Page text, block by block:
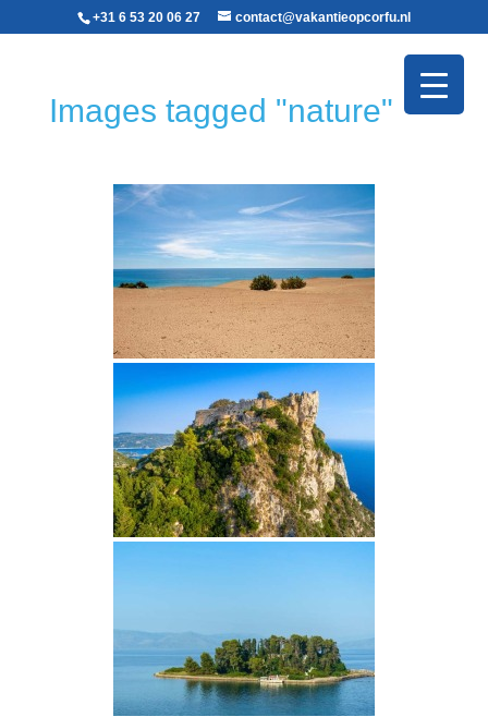
+31 6 53 20 06 27‬ contact@vakantieopcorfu.nl
Images tagged "nature"